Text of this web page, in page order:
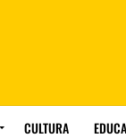
CULTURA